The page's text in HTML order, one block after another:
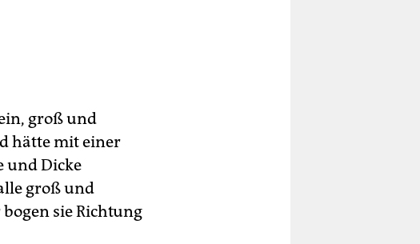
groß und
hätte mit einer
und Dicke
groß und
sie Richtung